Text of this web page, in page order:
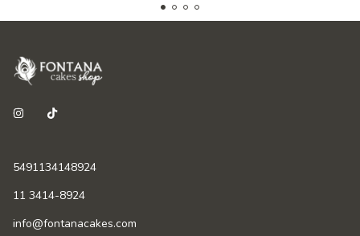
5491134148924
11 3414-8924
info@fontanacakes.com